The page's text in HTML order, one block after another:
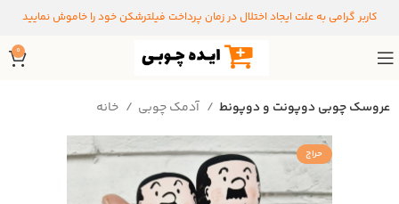
کاربر گرامی به علت ایجاد اختلال در زمان پرداخت فیلترشکن خود را خاموش نمایید
0
خانه آدمک چوبی عروسک چوبی دوپونت و دوپونط
حراج